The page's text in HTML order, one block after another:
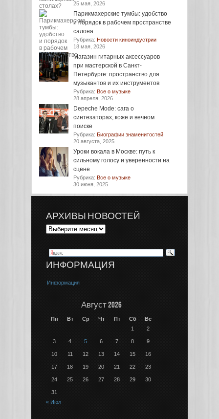
25 мая, 2026
Парикмахерские тумбы: удобство
и порядок в рабочем пространстве
салона
Рубрика: Новости киноиндустрии
18 мая, 2026
Магазин гитарных аксессуаров
при мастерской в Санкт-
Петербурге: пространство для
музыкантов и их инструментов
Рубрика: Все о музыке
28 апреля, 2026
Depeche Mode: сага о
синтезаторах, коже и вечном
поиске
Рубрика: Биографии знаменитостей
20 августа, 2025
Уроки вокала в Москве: путь к
сильному голосу и уверенности на
сцене
Рубрика: Все о музыке
30 июня, 2025
АРХИВЫ НОВОСТЕЙ
ИНФОРМАЦИЯ
Информация
Август 2026
Пн Вт Ср Чт Пт Сб
Вс
1
2
3 4 5 6 7 8 9
10 11 12 13 14 15 16
17 18 19 20 21 22 23
24 25 26 27 28 29 30
31
« Июл